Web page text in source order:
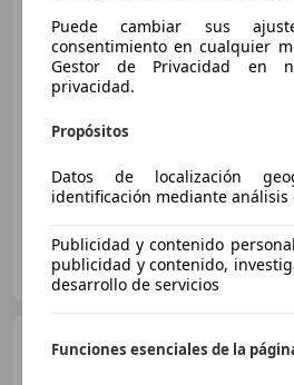
€
05/2019
OCASIONPLUS PATERNA
ES-46980 PATERNA
85kW
Puede cambiar sus
consentimiento en cualquier
Gestor de Privacidad en
privacidad.
Propósitos
Datos de localización
identificación mediante análisis
Publicidad y contenido
publicidad y contenido,
desarrollo de servicios
Funciones esenciales de la